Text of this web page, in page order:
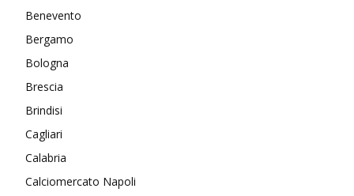
Benevento
Bergamo
Bologna
Brescia
Brindisi
Cagliari
Calabria
Calciomercato Napoli